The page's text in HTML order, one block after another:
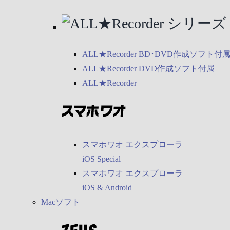
ALL★Recorder BD･DVD作成ソフト付属
ALL★Recorder DVD作成ソフト付属
ALL★Recorder
スマホワオ エクスプローラ
iOS Special
スマホワオ エクスプローラ
iOS & Android
Macソフト